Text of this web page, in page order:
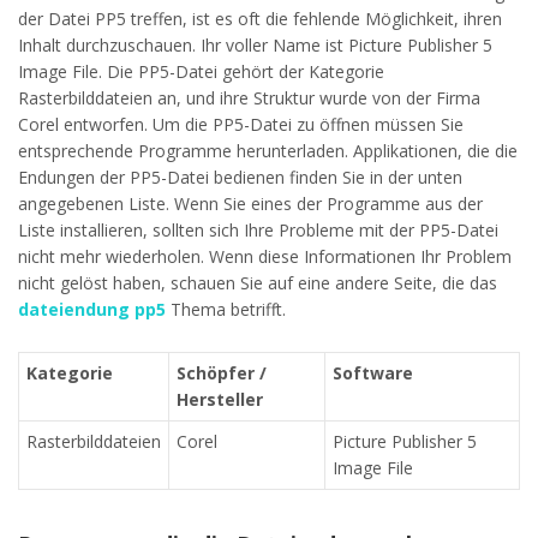
der Datei PP5 treffen, ist es oft die fehlende Möglichkeit, ihren
Inhalt durchzuschauen. Ihr voller Name ist Picture Publisher 5
Image File. Die PP5-Datei gehört der Kategorie
Rasterbilddateien an, und ihre Struktur wurde von der Firma
Corel entworfen. Um die PP5-Datei zu öffnen müssen Sie
entsprechende Programme herunterladen. Applikationen, die die
Endungen der PP5-Datei bedienen finden Sie in der unten
angegebenen Liste. Wenn Sie eines der Programme aus der
Liste installieren, sollten sich Ihre Probleme mit der PP5-Datei
nicht mehr wiederholen. Wenn diese Informationen Ihr Problem
nicht gelöst haben, schauen Sie auf eine andere Seite, die das
dateiendung pp5 Thema betrifft.
Kategorie
Schöpfer /
Hersteller
Software
Rasterbilddateien Corel
Picture Publisher 5
Image File